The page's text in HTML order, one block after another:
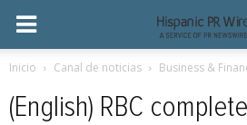
Inicio Canal de noticias Business &
(English) RBC